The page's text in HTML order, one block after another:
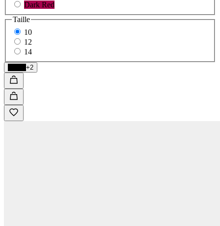
Dark Red
Taille
10
12
14
+2